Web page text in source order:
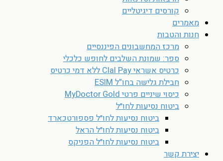
קורסים דיגיטליים
מאמרים
חנות והטבות
מרכז המחשבונים הפיננסיים
ספר: שמונת השלבים לחופש כלכלי
כרטיס אשראי Clal Pay ללא דמי כרטיס
חבילת גלישה בחו”ל ESIM
כיסוי שיניים פרטי MyDoctor Gold
ביטוח נסיעות לחו״ל
ביטוח נסיעות לחו״ל פספורטכארד
ביטוח נסיעות לחו״ל הראל
ביטוח נסיעות לחו״ל הפניקס
יצירת קשר